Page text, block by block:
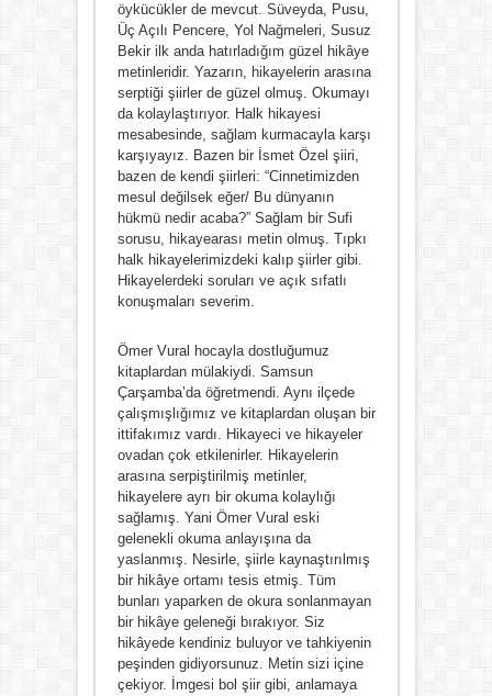
öykücükler de mevcut. Süveyda, Pusu,
Üç Açılı Pencere, Yol Nağmeleri, Susuz
Bekir ilk anda hatırladığım güzel hikâye
metinleridir. Yazarın, hikayelerin arasına
serptiği şiirler de güzel olmuş. Okumayı
da kolaylaştırıyor. Halk hikayesi
mesabesinde, sağlam kurmacayla karşı
karşıyayız. Bazen bir İsmet Özel şiiri,
bazen de kendi şiirleri: “Cinnetimizden
mesul değilsek eğer/ Bu dünyanın
hükmü nedir acaba?” Sağlam bir Sufi
sorusu, hikayearası metin olmuş. Tıpkı
halk hikayelerimizdeki kalıp şiirler gibi.
Hikayelerdeki soruları ve açık sıfatlı
konuşmaları severim.
Ömer Vural hocayla dostluğumuz
kitaplardan mülakiydi. Samsun
Çarşamba’da öğretmendi. Aynı ilçede
çalışmışlığımız ve kitaplardan oluşan bir
ittifakımız vardı. Hikayeci ve hikayeler
ovadan çok etkilenirler. Hikayelerin
arasına serpiştirilmiş metinler,
hikayelere ayrı bir okuma kolaylığı
sağlamış. Yani Ömer Vural eski
gelenekli okuma anlayışına da
yaslanmış. Nesirle, şiirle kaynaştırılmış
bir hikâye ortamı tesis etmiş. Tüm
bunları yaparken de okura sonlanmayan
bir hikâye geleneği bırakıyor. Siz
hikâyede kendiniz buluyor ve tahkiyenin
peşinden gidiyorsunuz. Metin sizi içine
çekiyor. İmgesi bol şiir gibi, anlamaya